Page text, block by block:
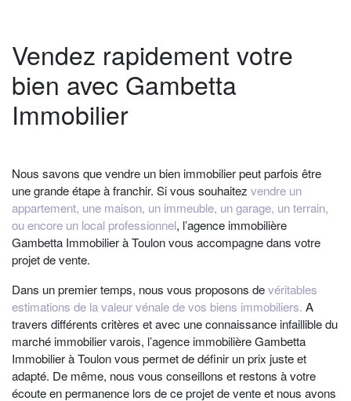
Vendez rapidement votre
bien avec Gambetta
Immobilier
Nous savons que vendre un bien immobilier peut parfois être
une grande étape à franchir. Si vous souhaitez vendre un
appartement, une maison, un immeuble, un garage, un terrain,
ou encore un local professionnel, l’agence immobilière
Gambetta Immobilier à Toulonvous accompagne dans votre
projet de vente.
Dans un premier temps, nous vous proposons devéritables
estimations de la valeur vénale de vos biens immobiliers. A
travers différents critères et avec une connaissance infaillible du
marché immobilier varois, l’agence immobilière Gambetta
Immobilier à Toulonvous permet de définir un prix juste et
adapté. De même, nous vous conseillons et restons à votre
écoute en permanence lors de ce projet de vente et nous avons